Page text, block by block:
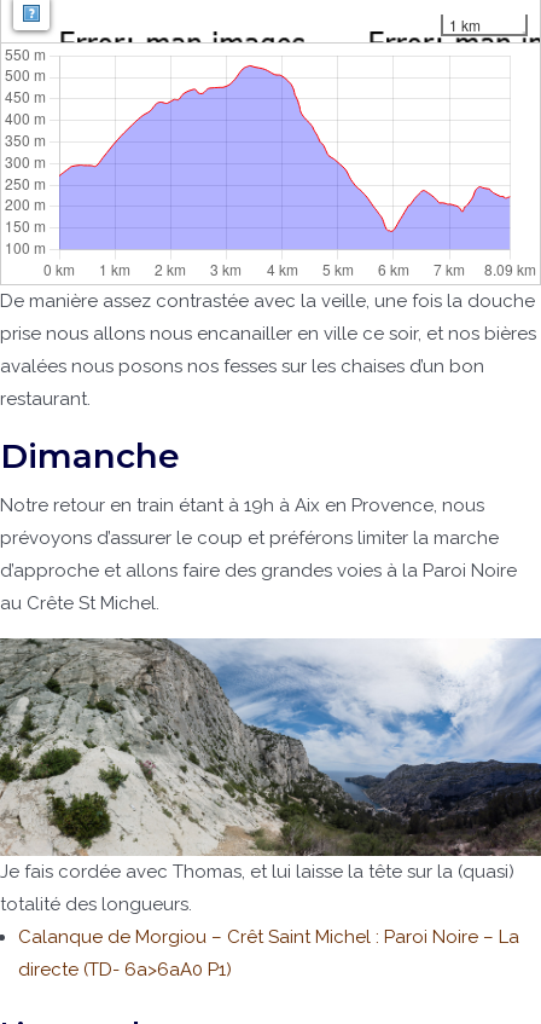
| Map style:
1 km
De manière assez contrastée avec la veille, une fois la douche
prise nous allons nous encanailler en ville ce soir, et nos bières
avalées nous posons nos fesses sur les chaises d’un bon
restaurant.
Dimanche
Notre retour en train étant à 19h à Aix en Provence, nous
prévoyons d’assurer le coup et préférons limiter la marche
d’approche et allons faire des grandes voies à la Paroi Noire
au Crête St Michel.
Je fais cordée avec Thomas, et lui laisse la tête sur la (quasi)
totalité des longueurs.
Calanque de Morgiou – Crêt Saint Michel : Paroi Noire – La
directe (TD- 6a>6aA0 P1)